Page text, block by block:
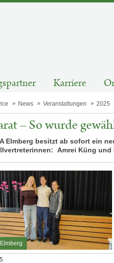
Karriere
News Veranstaltungen 2025
– So wurde
Elmberg besitzt ab sofort ein
Amrei Küng und